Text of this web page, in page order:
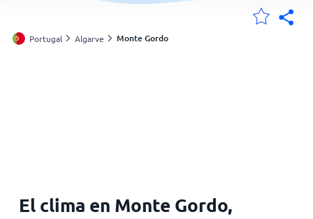
Argentina
Portugal Algarve Monte Gordo
El clima en Monte Gordo,